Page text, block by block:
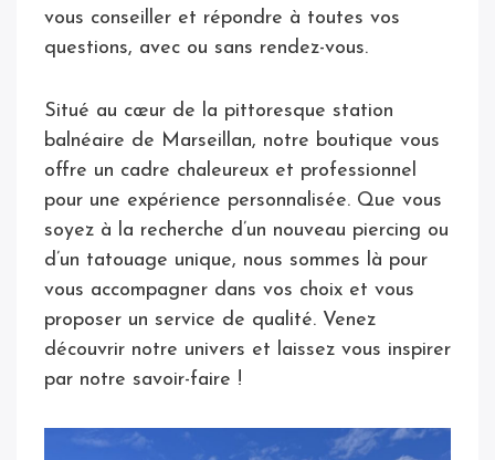
vous conseiller et répondre à toutes vos
questions, avec ou sans rendez-vous.
Situé au cœur de la pittoresque station
balnéaire de Marseillan, notre boutique vous
offre un cadre chaleureux et professionnel
pour une expérience personnalisée. Que vous
soyez à la recherche d’un nouveau piercing ou
d’un tatouage unique, nous sommes là pour
vous accompagner dans vos choix et vous
proposer un service de qualité. Venez
découvrir notre univers et laissez vous inspirer
par notre savoir-faire !